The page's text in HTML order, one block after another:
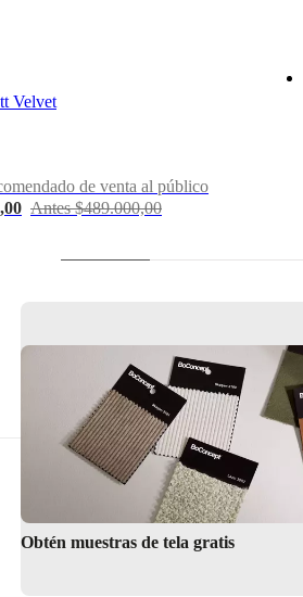
Velvet
de venta al público
Antes $489.000,00
Obtén muestras de tela gratis